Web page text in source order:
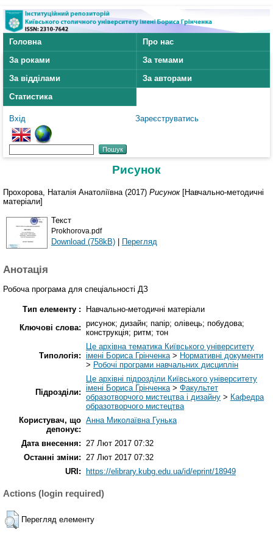
Головна
Про нас
За роками
За темами
За відділами
За авторами
Статистика
Вхід Зареєструватись
Рисунок
Прохорова, Наталія Анатоліївна (2017) Рисунок[Навчально-методичні
матеріали]
Текст
Prokhorova.pdf
Download (758kB) | Перегляд
Анотація
Робоча програма для спеціальності ДЗ
Тип елементу :
Навчально-методичні матеріали
Ключові слова: рисунок; дизайн; папір; олівець; побудова;
конструкція; ритм; тон
Типологія:
Це архівна тематика Київського університету
імені Бориса Грінченка> Нормативні документи
> Робочі програми навчальних дисциплін
Підрозділи:
Це архівні підрозділи Київського університету
імені Бориса Грінченка> Факультет
образотворчого мистецтва і дизайну > Кафедра
образотворчого мистецтва
Користувач, що
депонує:
Анна Миколаївна Гунька
Дата внесення: 27 Лют 2017 07:32
Останні зміни: 27 Лют 2017 07:32
URI:
https://elibrary.kubg.edu.ua/id/eprint/18949
Actions (login required)
Перегляд елементу